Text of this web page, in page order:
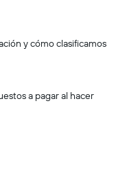
y cómo clasificamos
a pagar al hacer